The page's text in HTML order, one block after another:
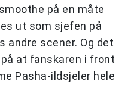
på en måte
ut som sjefen på
scener. Og det
at fanskaren i front
Pasha-ildsjeler hele